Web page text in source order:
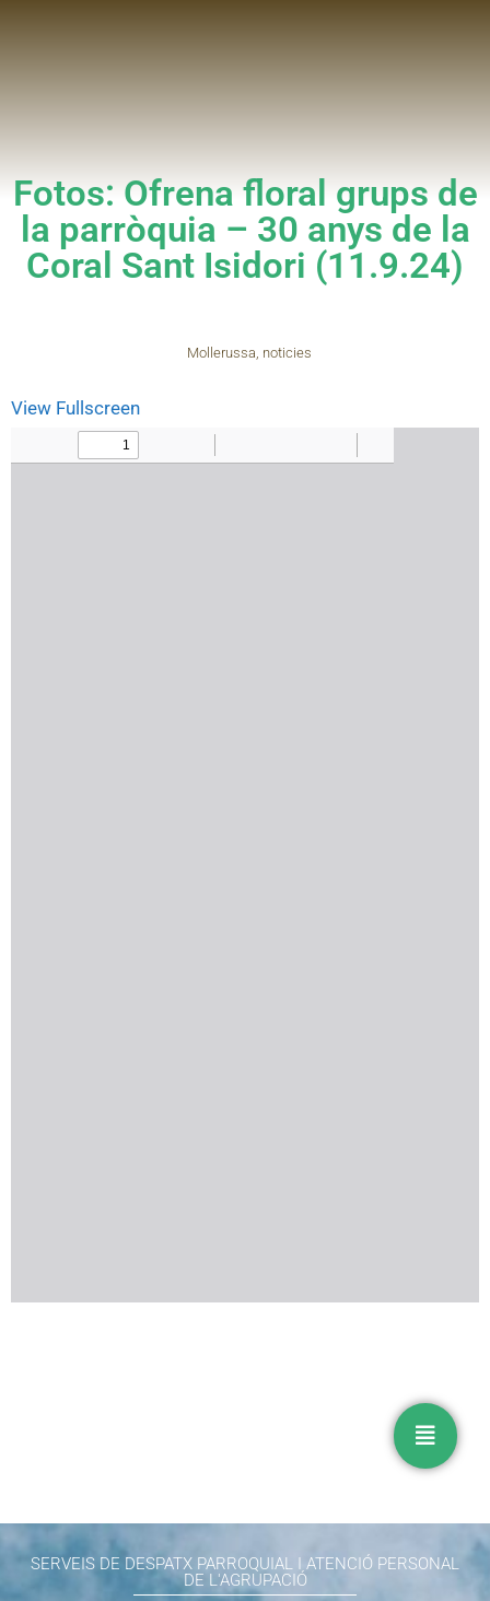
Fotos: Ofrena floral grups de
la parròquia – 30 anys de la
Coral Sant Isidori (11.9.24)
Mollerussa, noticies
View Fullscreen
SERVEIS DE DESPATX PARROQUIAL I ATENCIÓ PERSONAL
DE L'AGRUPACIÓ